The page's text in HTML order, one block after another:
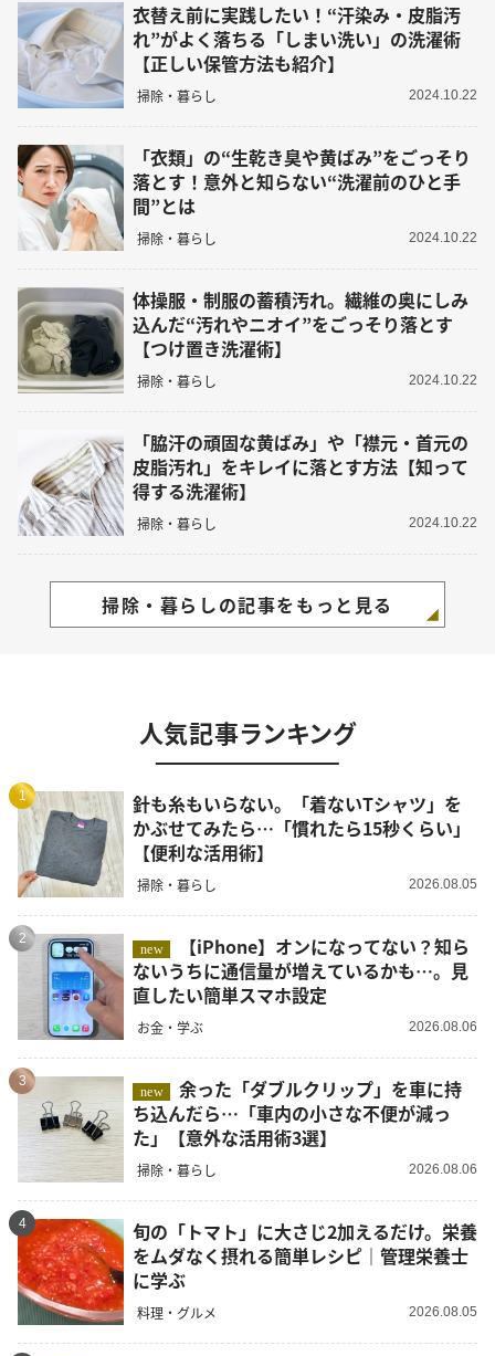
衣替え前に実践したい！“汗染み・皮脂汚
れ”がよく落ちる「しまい洗い」の洗濯術
【正しい保管方法も紹介】
掃除・暮らし 2024.10.22
「衣類」の“生乾き臭や黄ばみ”をごっそり
落とす！意外と知らない“洗濯前のひと手
間”とは
掃除・暮らし 2024.10.22
体操服・制服の蓄積汚れ。繊維の奥にしみ
込んだ“汚れやニオイ”をごっそり落とす
【つけ置き洗濯術】
掃除・暮らし 2024.10.22
「脇汗の頑固な黄ばみ」や「襟元・首元の
皮脂汚れ」をキレイに落とす方法【知って
得する洗濯術】
掃除・暮らし 2024.10.22
掃除・暮らしの記事をもっと見る
人気記事ランキング
1
針も糸もいらない。「着ないTシャツ」を
かぶせてみたら…「慣れたら15秒くらい」
【便利な活用術】
掃除・暮らし 2026.08.05
2
new
ないうちに通信量が増えているかも…。見
直したい簡単スマホ設定
お金・学ぶ 2026.08.06
3
new
余った「ダブルクリップ」を車に持
ち込んだら…「車内の小さな不便が減っ
た」【意外な活用術3選】
掃除・暮らし 2026.08.06
4
旬の「トマト」に大さじ2加えるだけ。栄養
をムダなく摂れる簡単レシピ｜管理栄養士
に学ぶ
料理・グルメ 2026.08.05